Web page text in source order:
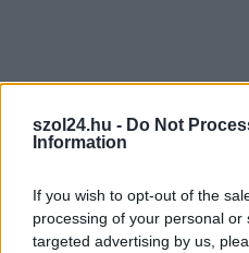
szol24.hu - Do Not
Information
If you wish to opt-out of the
processing of your personal
targeted advertising by us,
A SZOL24 legfrissebb
Óriási, több mint két méteres
fiú (VIDEÓVAL)